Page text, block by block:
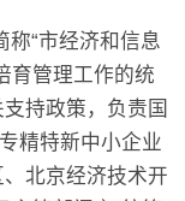
称“市经济和信息
育管理工作的统
持政策，负责国
精特新中小企业
北京经济技术开